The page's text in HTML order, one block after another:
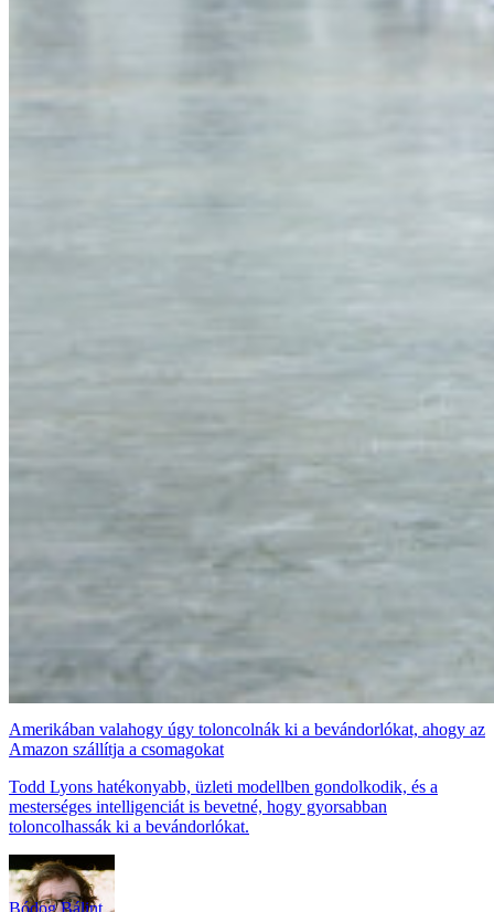
Amerikában valahogy úgy toloncolnák ki a bevándorlókat, ahogy az
Amazon szállítja a csomagokat
Todd Lyons hatékonyabb, üzleti modellben gondolkodik, és a
mesterséges intelligenciát is bevetné, hogy gyorsabban
toloncolhassák ki a bevándorlókat.
Bódog Bálint